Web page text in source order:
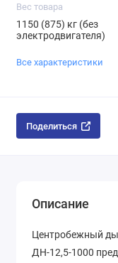
Вес товара
1150 (875) кг (без
электродвигателя)
Все характеристики
Поделиться
Описание
Центробежный
ДН-12,5-1000